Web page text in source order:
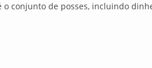
o conjunto de posses, incluindo